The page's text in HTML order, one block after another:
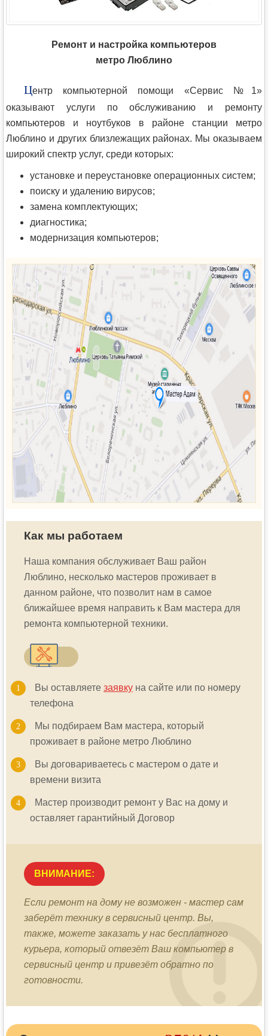
Ремонт и настройка компьютеров
метро Люблино
Центр компьютерной помощи «Сервис №1»
оказывают услуги по обслуживанию и ремонту
компьютеров и ноутбуков в районе станции метро
Люблино и других близлежащих районах. Мы оказываем
широкий спектр услуг, среди которых:
установке и переустановке операционных систем;
поиску и удалению вирусов;
замена комплектующих;
диагностика;
модернизация компьютеров;
Как мы работаем
Наша компания обслуживает Ваш район
Люблино, несколько мастеров проживает в
данном районе, что позволит нам в самое
ближайшее время направить к Вам мастера для
ремонта компьютерной техники.
Вы оставляете заявку на сайте или по номеру
телефона
Мы подбираем Вам мастера, который
проживает в районе метро Люблино
Вы договариваетесь с мастером о дате и
времени визита
Мастер производит ремонт у Вас на дому и
оставляет гарантийный Договор
ВНИМАНИЕ:
Если ремонт на дому не возможен - мастер сам
заберёт технику в сервисный центр. Вы,
также, можете заказать у нас бесплатного
курьера, который отвезёт Ваш компьютер в
сервисный центр и привезёт обратно по
готовности.